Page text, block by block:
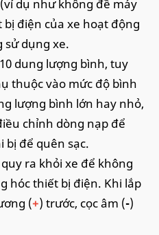
dụ như không đề máy
điện của xe hoạt động
sử dụng xe.
dung lượng bình, tuy
thuộc vào mức độ bình
lượng bình lớn hay nhỏ,
chỉnh dòng nạp để
bị để quên sạc.
ra khỏi xe để không
hóc thiết bị điện. Khi lắp
(+) trước, cọc âm (-)